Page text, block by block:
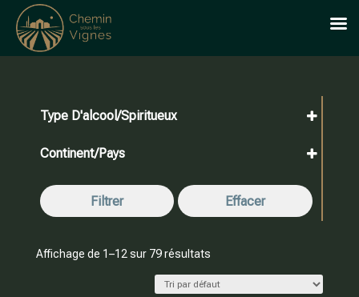
Type D'alcool/spiritueux
Continent/Pays
France (Whisky)
Irlande (Whisky)
Japon
Filtrer Effacer
Affichage de 1–12 sur 79 résultats